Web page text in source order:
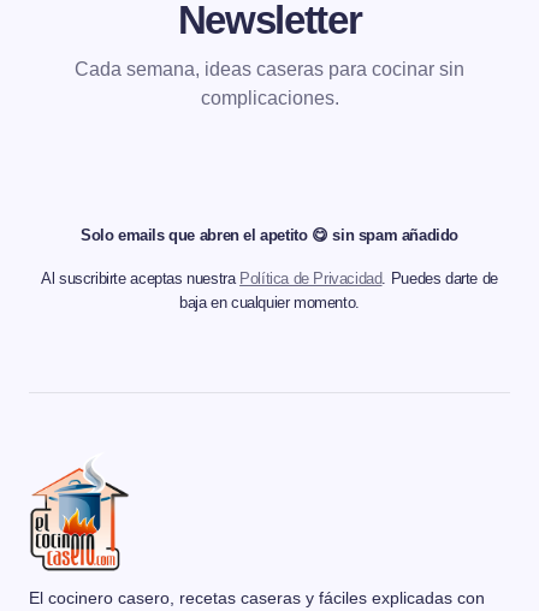
Newsletter
Cada semana, ideas caseras para cocinar sin
complicaciones.
Solo emails que abren el apetito 😋 sin spam añadido
Al suscribirte aceptas nuestra Política de Privacidad. Puedes darte de
baja en cualquier momento.
El cocinero casero, recetas caseras y fáciles explicadas con